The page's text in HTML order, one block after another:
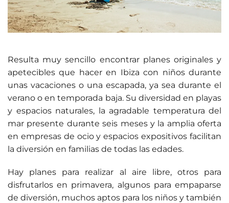
Resulta muy sencillo encontrar planes originales y
apetecibles que hacer en Ibiza con niños durante
unas vacaciones o una escapada, ya sea durante el
verano o en temporada baja. Su diversidad en playas
y espacios naturales, la agradable temperatura del
mar presente durante seis meses y la amplia oferta
en empresas de ocio y espacios expositivos facilitan
la diversión en familias de todas las edades.
Hay planes para realizar al aire libre, otros para
disfrutarlos en primavera, algunos para empaparse
de diversión, muchos aptos para los niños y también